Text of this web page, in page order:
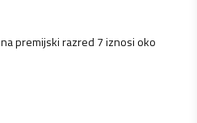
premijski razred 7 iznosi oko